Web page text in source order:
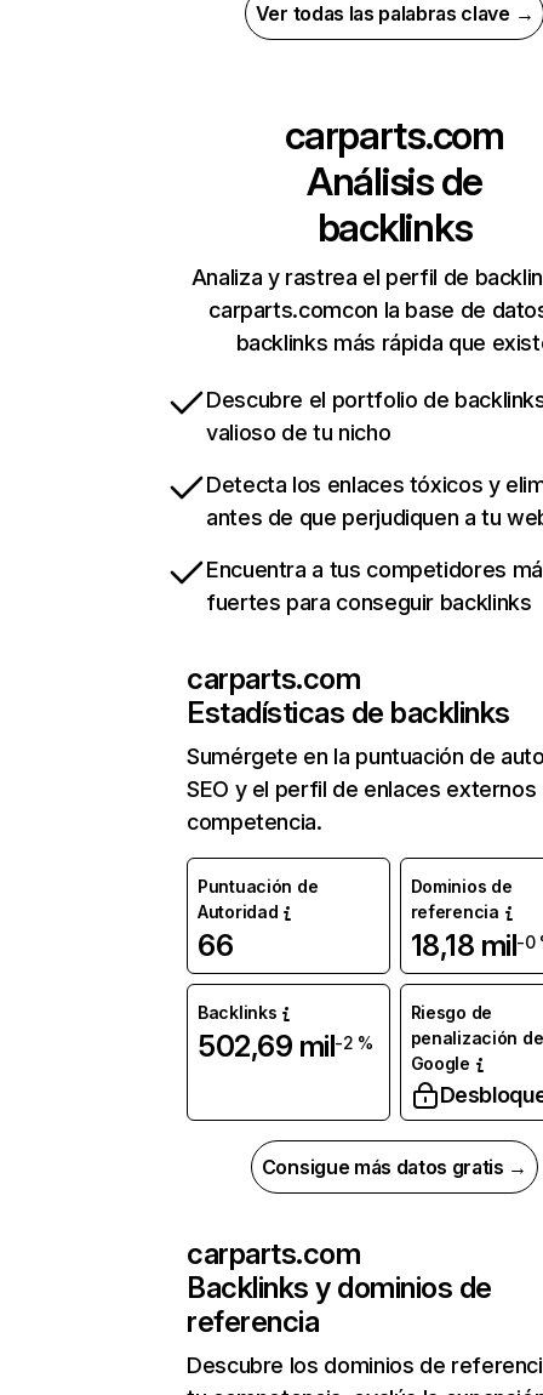
Ver todas las palabras clave →
carparts.com
Análisis de
backlinks
Analiza y rastrea el perfil de
carparts.comcon la base de
backlinks más rápida que
Descubre el portfolio de
valioso de tu nicho
Detecta los enlaces tóxicos y
antes de que perjudiquen a tu
Encuentra a tus competidores
fuertes para conseguir backlinks
carparts.com
Estadísticas de backlinks
Sumérgete en la puntuación de
SEO y el perfil de enlaces externos
competencia.
Puntuación de
Autoridad
66
Dominios de
referencia
18,18 mil-0
Backlinks
502,69 mil-2 %
Riesgo de
penalización de
Google
Consigue más datos gratis →
carparts.com
Backlinks y dominios de
referencia
Descubre los dominios de